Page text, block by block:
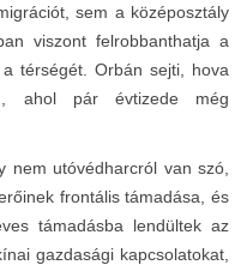
sem a középosztály
viszont felrobbanthatja a
térségét. Orbán sejti, hova
ahol pár évtizede még
nem utóvédharcról van szó,
frontális támadása, és
támadásba lendültek az
gazdasági kapcsolatokat,